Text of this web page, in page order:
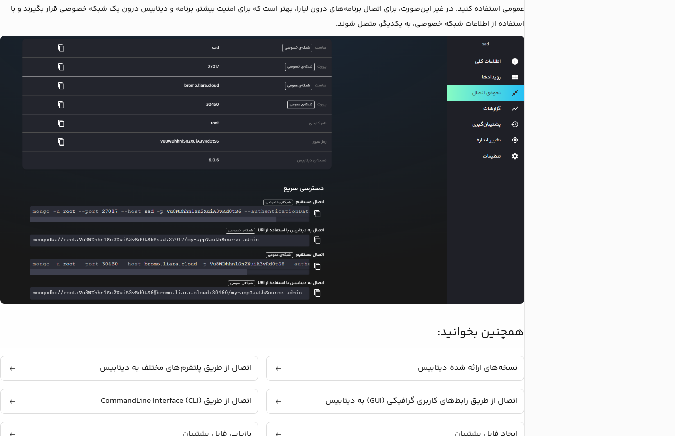
عمومی استفاده کنید. در غیر این‌صورت، برای اتصال برنامه‌های درون لیارا، بهتر است که برای امنیت بیشتر، برنامه و دیتابیس درون یک شبکه خصوصی قرار بگیرند و با
استفاده از اطلاعات شبکه خصوصی، به یکدیگر، متصل شوند.
همچنین بخوانید:
نسخه‌های ارائه شده دیتابیس اتصال از طریق پلتفرم‌های مختلف به دیتابیس
اتصال از طریق رابط‌های کاربری گرافیکی (GUI) به دیتابیس اتصال از طریق CommandLine Interface (CLI)